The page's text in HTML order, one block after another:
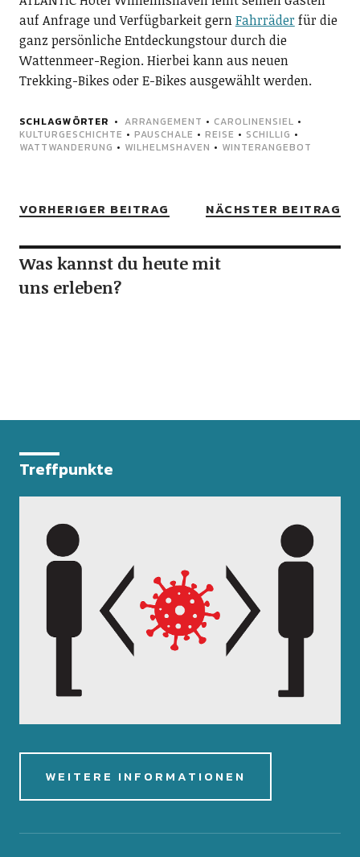
auf Anfrage und Verfügbarkeit gernFahrräder für die
ganz persönliche Entdeckungstour durch die
Wattenmeer-Region. Hierbei kann aus neuen
Trekking-Bikes oder E-Bikes ausgewählt werden.
SCHLAGWÖRTER ARRANGEMENT • CAROLINENSIEL •
KULTURGESCHICHTE • PAUSCHALE • REISE • SCHILLIG •
WATTWANDERUNG • WILHELMSHAVEN • WINTERANGEBOT
VORHERIGER BEITRAG NÄCHSTER BEITRAG
Was kannst du heute mit
uns erleben?
Treffpunkte
WEITERE INFORMATIONEN